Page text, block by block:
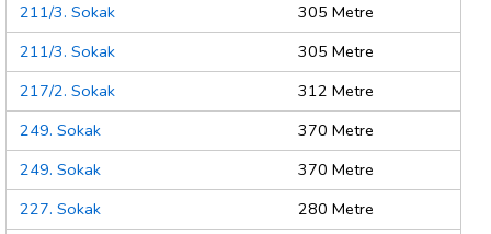
211/3. Sokak
305 Metre
211/3. Sokak
305 Metre
217/2. Sokak
312 Metre
249. Sokak
370 Metre
249. Sokak
370 Metre
227. Sokak
280 Metre